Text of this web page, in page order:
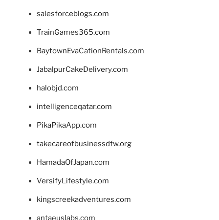
salesforceblogs.com
TrainGames365.com
BaytownEvaCationRentals.com
JabalpurCakeDelivery.com
halobjd.com
intelligenceqatar.com
PikaPikaApp.com
takecareofbusinessdfw.org
HamadaOfJapan.com
VersifyLifestyle.com
kingscreekadventures.com
antaeuslabs.com